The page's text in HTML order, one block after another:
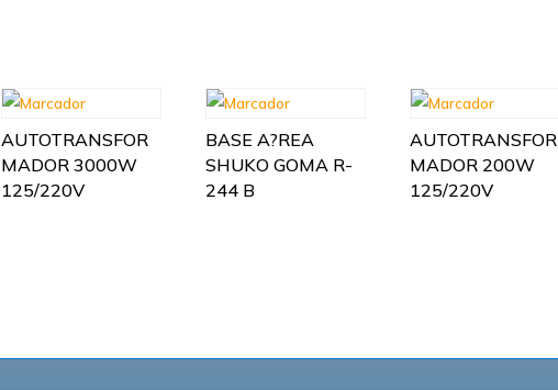
AUTOTRANSFOR
MADOR 3000W
125/220V
BASE A?REA
SHUKO GOMA R-
244 B
AUTOTRANSFOR
MADOR 200W
125/220V